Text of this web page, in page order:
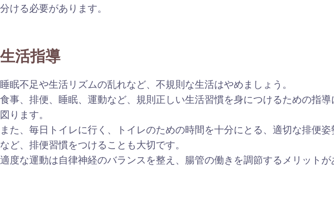
分ける必要があります。
生活指導
睡眠不足や生活リズムの乱れなど、不規則な生活はやめましょう。
食事、排便、睡眠、運動など、規則正しい生活習慣を身につけるための指
図ります。
また、毎日トイレに行く、トイレのための時間を十分にとる、適切な排便
など、排便習慣をつけることも大切です。
適度な運動は自律神経のバランスを整え、腸管の働きを調節するメリットが